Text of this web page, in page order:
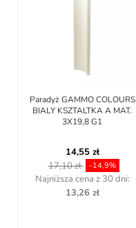
Paradyż GAMMO COLOURS
BIALY KSZTALTKA A MAT.
3X19,8 G1
14,55 zł
17,10 zł
-14,9%
Najniższa cena z 30 dni:
13,26 zł